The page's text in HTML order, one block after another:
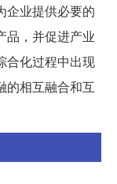
企业提供必要的
品，并促进产业
合化过程中出现
的相互融合和互